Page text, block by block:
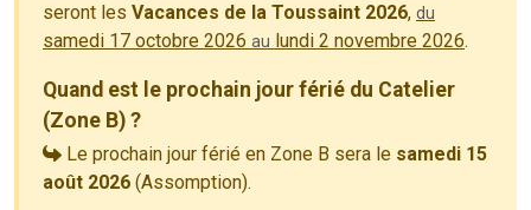
seront les Vacances de la Toussaint 2026, du
samedi 17 octobre 2026 au lundi 2 novembre 2026.
Quand est le prochain jour férié du Catelier
(Zone B) ?
Le prochain jour férié en Zone B sera le samedi 15
août 2026 (Assomption).